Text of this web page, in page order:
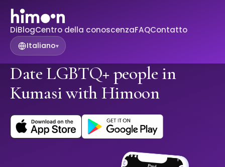
DiBlogCentro della conoscenzaFAQContatto
Italiano▾
Date LGBTQ+ people in
Kumasi with Himoon